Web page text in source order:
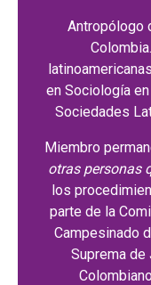
Antropólogo
en Sociología
Sociedades
Miembro
otras personas
los
parte de la
Campesinado
Suprema